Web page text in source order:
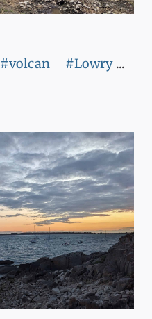
#volcan #Lowry...